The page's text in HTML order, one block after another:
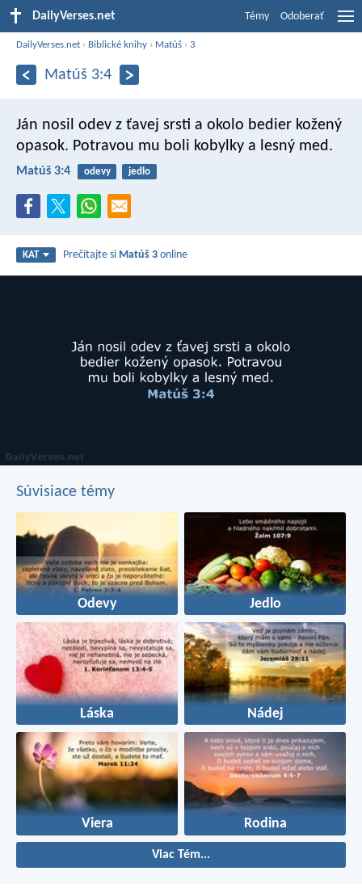
DailyVerses.net Témy Odoberať
DailyVerses.net › Biblické knihy › Matúš ›3
Matúš 3:4
Ján nosil odev z ťavej srsti a okolo bedier kožený
opasok. Potravou mu boli kobylky a lesný med.
Matúš 3:4 odevy jedlo
KAT Prečítajte si Matúš 3 online
Súvisiace témy
Odevy Jedlo
Láska Nádej
Viera Rodina
Viac Tém...